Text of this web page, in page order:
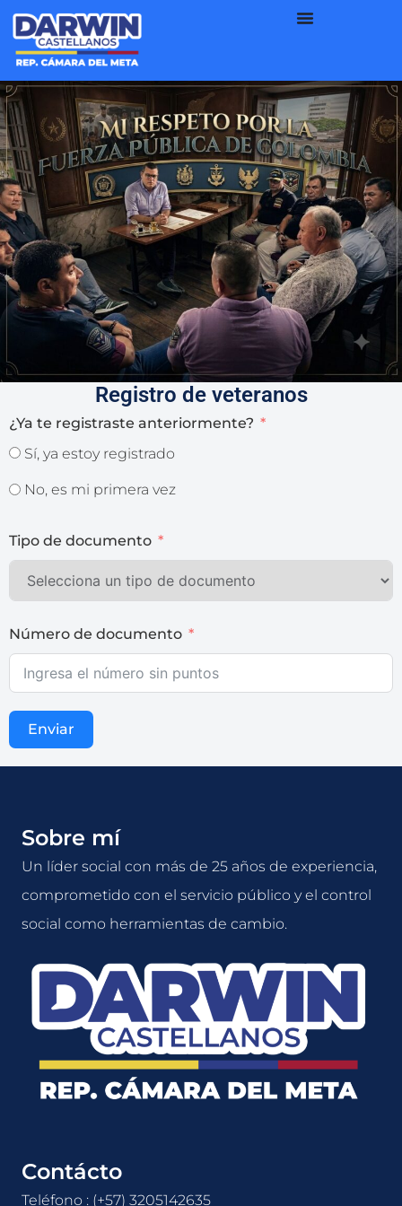
Registro de veteranos
¿Ya te registraste anteriormente?
Sí, ya estoy registrado
No, es mi primera vez
Tipo de documento
Número de documento
Enviar
Sobre mí
Un líder social con más de 25 años de experiencia,
comprometido con el servicio público y el control
social como herramientas de cambio.
Contácto
Teléfono : (+57) 3205142635